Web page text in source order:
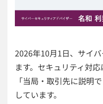
2026年10月1日、サイ
ます。セキュリティ対
「当局・取引先に説明
しています。